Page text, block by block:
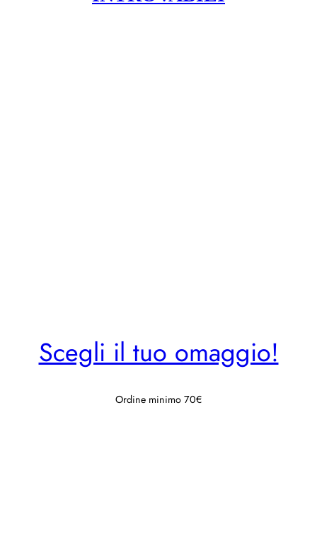
Scegli il tuo omaggio!
Ordine minimo 70€